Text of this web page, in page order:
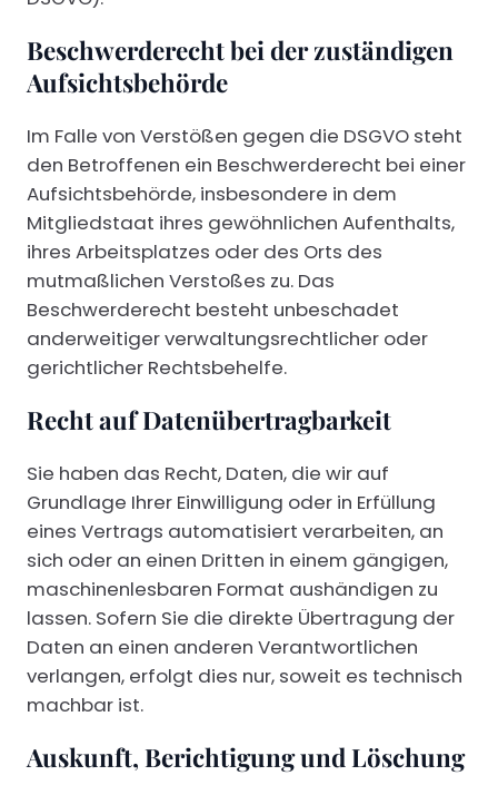
Beschwerde­recht bei der zuständigen
Aufsichts­behörde
Im Falle von Verstößen gegen die DSGVO steht
den Betroffenen ein Beschwerderecht bei einer
Aufsichtsbehörde, insbesondere in dem
Mitgliedstaat ihres gewöhnlichen Aufenthalts,
ihres Arbeitsplatzes oder des Orts des
mutmaßlichen Verstoßes zu. Das
Beschwerderecht besteht unbeschadet
anderweitiger verwaltungsrechtlicher oder
gerichtlicher Rechtsbehelfe.
Recht auf Daten­übertrag­barkeit
Sie haben das Recht, Daten, die wir auf
Grundlage Ihrer Einwilligung oder in Erfüllung
eines Vertrags automatisiert verarbeiten, an
sich oder an einen Dritten in einem gängigen,
maschinenlesbaren Format aushändigen zu
lassen. Sofern Sie die direkte Übertragung der
Daten an einen anderen Verantwortlichen
verlangen, erfolgt dies nur, soweit es technisch
machbar ist.
Auskunft, Berichtigung und Löschung